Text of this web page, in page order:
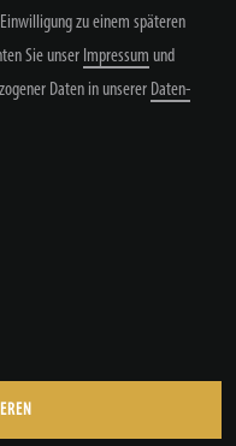
Rechte vorbehalten.
zu einem späteren
Sie unser Impressum und
Daten in unserer Daten­